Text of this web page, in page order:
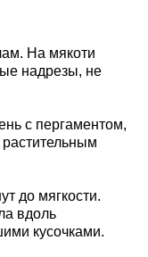
На мякоти
надрезы, не
с пергаментом,
до мягкости.
вдоль
кусочками.